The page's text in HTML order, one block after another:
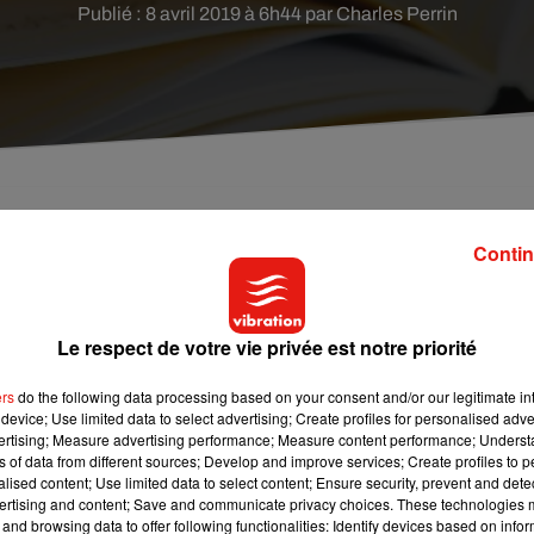
Publié : 8 avril 2019 à 6h44 par Charles Perrin
manifesté à Auxerre pour défendre le collège
⬦
élus, ou bien simples citoyens ! Samedi 6 avril dernier, près de
de travaux de rénovation, dans un établissement qui en a
se prononcer sur l’engagement, ou non, de ces fameux
Le respect de votre vie privée est notre priorité
do the following data processing based on your consent and/or our legitimate
Use limited data to select advertising; Create profiles for personalised
Measure advertising performance; Measure content performance;
of data from different sources; Develop and improve services; Create profiles to
content; Use limited data to select content; Ensure security, prevent and
and content; Save and communicate privacy choices. These technologies
browsing data to offer following functionalities: Identify devices based on